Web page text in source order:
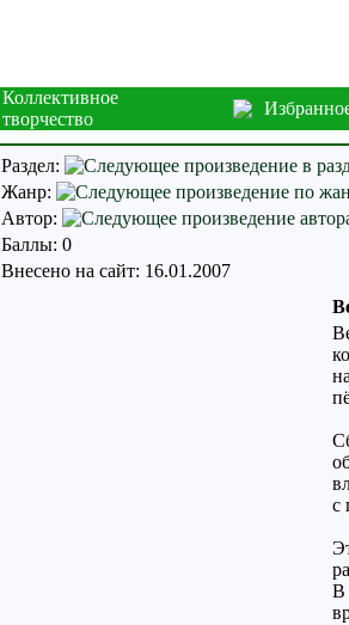
Коллективное
творчество
Раздел:
Жанр:
Автор:
Баллы: 0
Внесено на сайт: 16.01.2007
с
В